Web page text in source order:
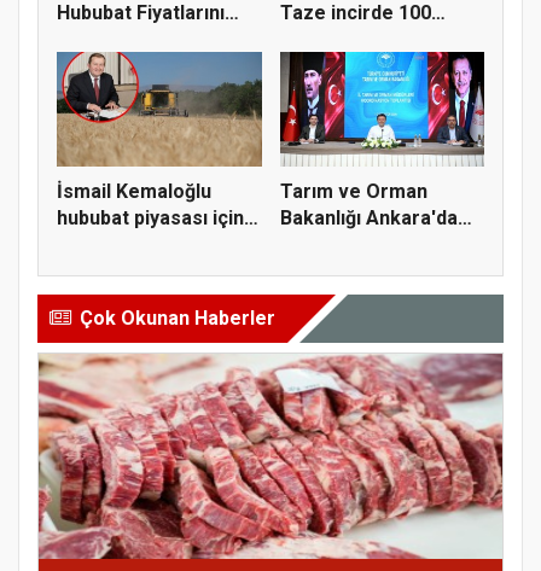
Hububat Fiyatlarını
Taze incirde 100
İsmail Kemaloğlu
hububat piyasası için 4
Tarım ve Orman
Bakanlığı Ankara'da
Çok Okunan Haberler